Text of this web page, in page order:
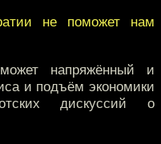
не поможет нам
напряжённый и
и подъём экономики
дискуссий о